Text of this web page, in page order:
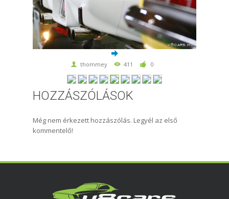
thommey 411 0
HOZZÁSZÓLÁSOK
Még nem érkezett hozzászólás. Legyél az első
kommentelő!